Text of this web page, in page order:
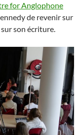
for Anglophone
de revenir sur
son écriture.